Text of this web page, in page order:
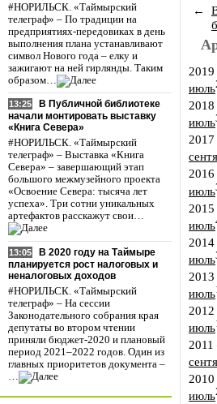
#НОРИЛЬСК. «Таймырский
телеграф» – По традиции на
предприятиях-передовиках в день
выполнения плана устанавливают
символ Нового года – елку и
зажигают на ней гирлянды. Таким
образом…
13:25
В Публичной библиотеке
начали монтировать выставку
«Книга Севера»
#НОРИЛЬСК. «Таймырский
телеграф» – Выставка «Книга
Севера» – завершающий этап
большого межмузейного проекта
«Освоение Севера: тысяча лет
успеха». Три сотни уникальных
артефактов расскажут свои…
13:05
В 2020 году на Таймыре
планируется рост налоговых и
неналоговых доходов
#НОРИЛЬСК. «Таймырский
телеграф» – На сессии
Законодательного собрания края
депутаты во втором чтении
приняли бюджет-2020 и плановый
период 2021–2022 годов. Один из
главных приоритетов документа –
…
←
2019
июль
2018
июль
2017
2016
июль
2015
июль
2014
июль
2013
июль
2012
июль
2011
2010
июль